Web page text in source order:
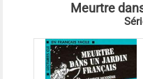
Meurtre